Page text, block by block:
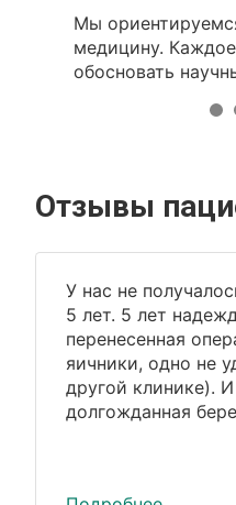
Мы
медицину.
обосновать
Отзывы
У нас не
5 лет. 5 лет
перенесенная
яичники, одно не
другой клинике).
долгожданная